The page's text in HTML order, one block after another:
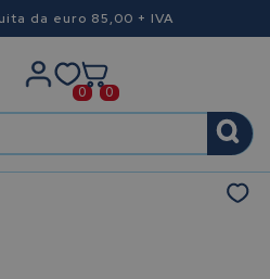
da euro 85,00 + IVA
0 0